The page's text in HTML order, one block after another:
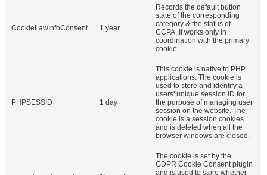
CookieLawInfoConsent 1 year
Records the default button
state of the corresponding
category & the status of
CCPA. It works only in
coordination with the primary
cookie.
PHPSESSID 1 day
This cookie is native to PHP
applications. The cookie is
used to store and identify a
users' unique session ID for
the purpose of managing user
session on the website. The
cookie is a session cookies
and is deleted when all the
browser windows are closed.
The cookie is set by the
GDPR Cookie Consent plugin
and is used to store whether